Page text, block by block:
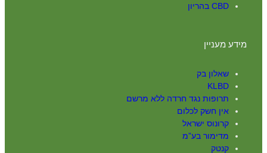
CBD בהריון
מידע מעניין
שאלון בק
KLBD
תרופות נגד חרדה ללא מרשם
אין חשק לכלום
קרונוס ישראל
מדימור בע”מ
קנטק